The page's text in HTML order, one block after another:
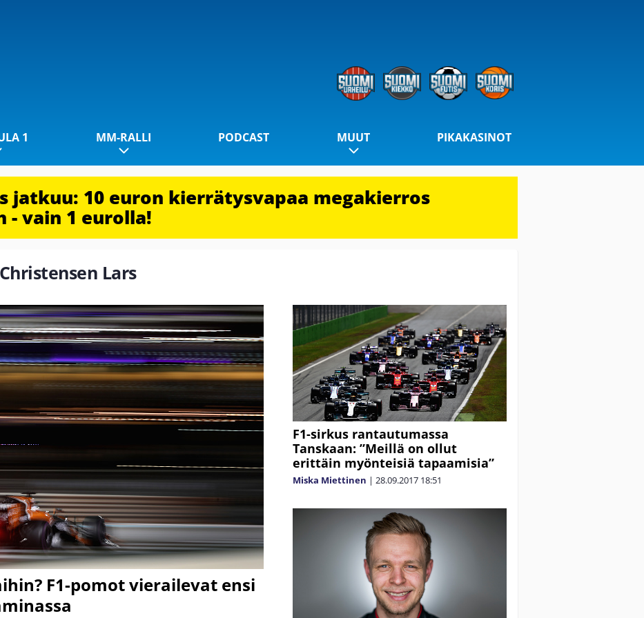
1 MM-RALLI PODCAST MUUT PIKAKASINOT
jatkuu: 10 euron kierrätysvapaa megakierros
- vain 1 eurolla!
Lars
F1-pomot vierailevat ensi
F1-sirkus rantautumassa
Tanskaan: ”Meillä on ollut
erittäin myönteisiä tapaamisia”
Miska Miettinen | 28.09.2017 18:51